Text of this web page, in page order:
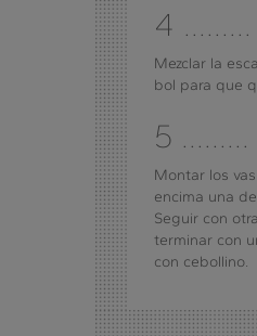
4 .........
Mezclar la
bol para que
5 .........
Montar los
encima una
Seguir con
terminar con
con cebollino.